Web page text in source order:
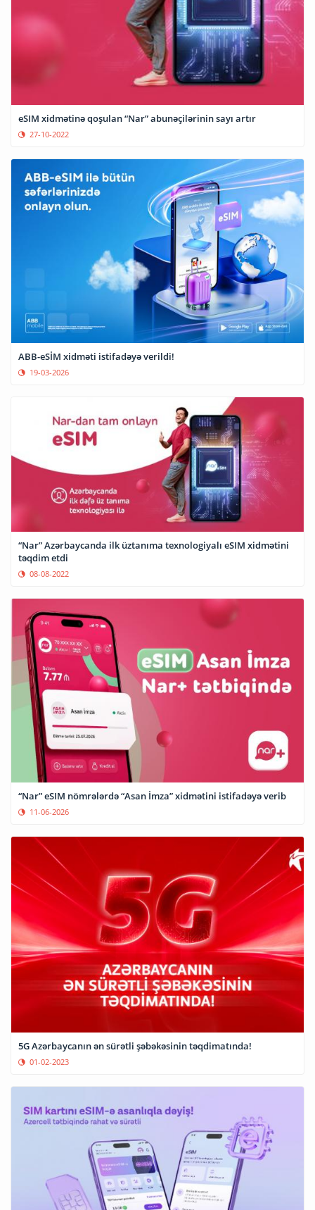
eSIM xidmətinə qoşulan “Nar” abunəçilərinin sayı artır
27-10-2022
ABB-eSİM xidməti istifadəyə verildi!
19-03-2026
“Nar” Azərbaycanda ilk üztanıma texnologiyalı eSIM xidmətini
təqdim etdi
08-08-2022
“Nar” eSIM nömrələrdə “Asan İmza” xidmətini istifadəyə verib
11-06-2026
5G Azərbaycanın ən sürətli şəbəkəsinin təqdimatında!
01-02-2023